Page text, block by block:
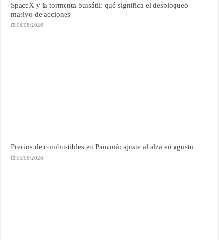
SpaceX y la tormenta bursátil: qué significa el desbloqueo
masivo de acciones
06/08/2026
Precios de combustibles en Panamá: ajuste al alza en agosto
05/08/2026